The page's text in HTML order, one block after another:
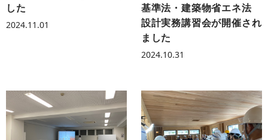
した
2024.11.01
基準法・建築物省エネ法
設計実務講習会が開催され
ました
2024.10.31